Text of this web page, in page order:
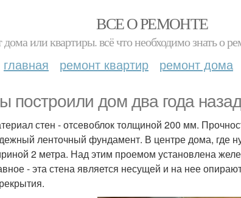
ВСЕ О РЕМОНТЕ
дома или квартиры. всё что необходимо знать о
главная ремонт квартир ремонт дома
построили дом два года
стен - отсевоблок толщиной 200 мм.
ленточный фундамент. В центре дома, где
2 метра. Над этим проемом установлена
- эта стена является несущей и на нее